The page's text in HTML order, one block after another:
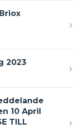
›
2023 ›
10 April
TILL
›